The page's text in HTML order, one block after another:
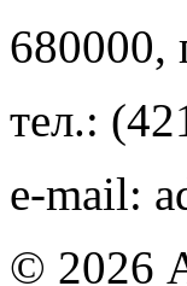
680000,
тел.:
e-mail:
© 2026